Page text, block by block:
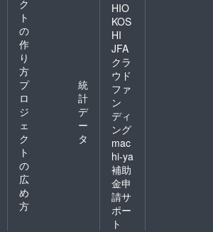
ク
ト
の
作
り
方
プ
ロ
ジ
ェ
ク
ト
の
広
め
方
統
計
デ
ー
タ
HIO
KOS
HI
JFA
クラ
ウド
ファ
ン
ディ
ング
mac
hi-ya
補助
金申
請サ
ポー
ト